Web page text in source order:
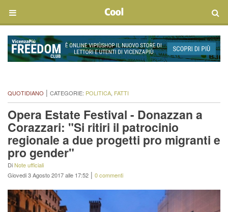
QUOTIDIANO | CATEGORIE: POLITICA, FATTI
Opera Estate Festival - Donazzan a
Corazzari: "Si ritiri il patrocinio
regionale a due progetti pro migranti e
pro gender"
DiNote ufficiali
Giovedi 3 Agosto 2017 alle 17:52 | 0 commenti